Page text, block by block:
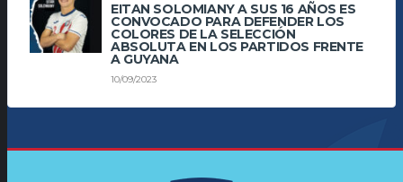
EITAN SOLOMIANY A SUS 16 AÑOS ES
CONVOCADO PARA DEFENDER LOS
COLORES DE LA SELECCIÓN
ABSOLUTA EN LOS PARTIDOS FRENTE
A GUYANA
10/09/2023